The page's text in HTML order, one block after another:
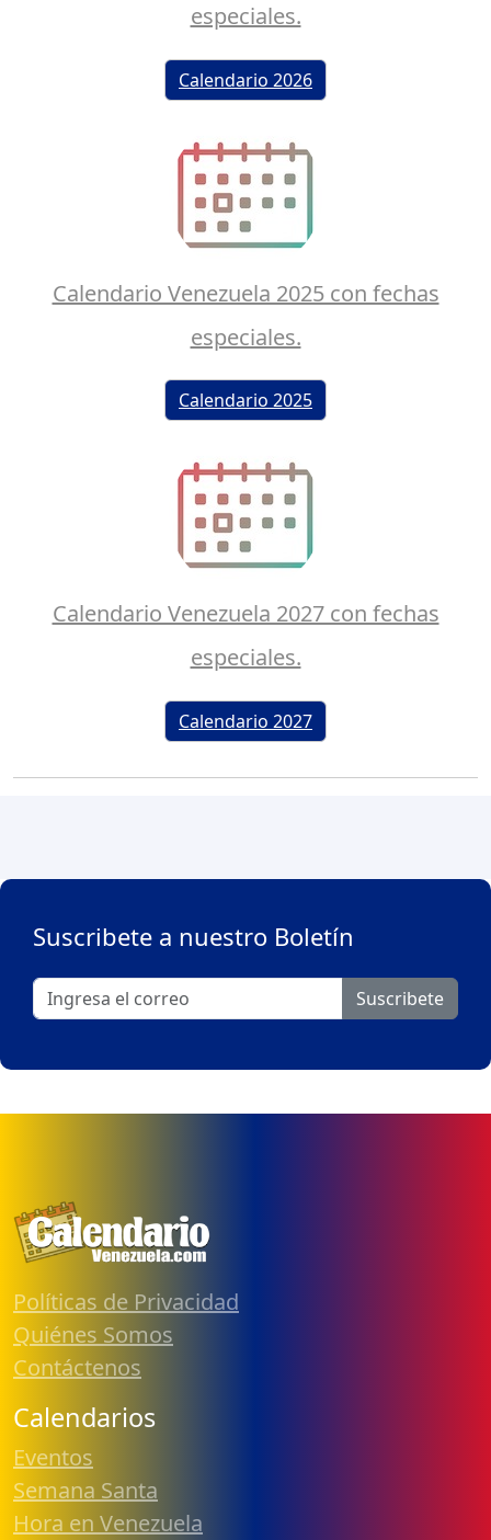
especiales.
Calendario 2026
Calendario Venezuela 2025 con fechas
especiales.
Calendario 2025
Calendario Venezuela 2027 con fechas
especiales.
Calendario 2027
Suscribete a nuestro Boletín
Suscribete
Políticas de Privacidad
Quiénes Somos
Contáctenos
Calendarios
Eventos
Semana Santa
Hora en Venezuela